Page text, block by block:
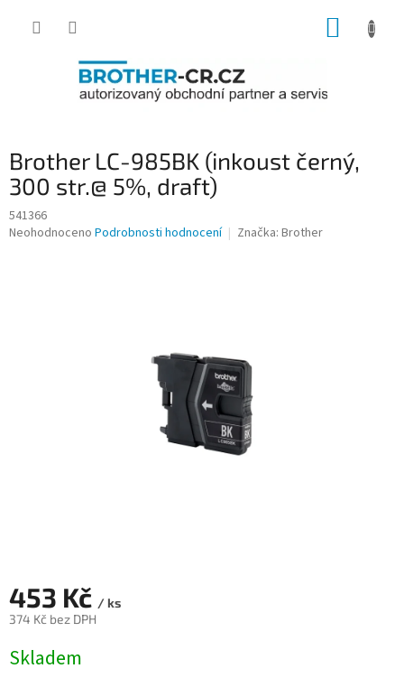
Brother LC-985BK (inkoust černý,
300 str.@ 5%, draft)
541366
Průměrné
Neohodnoceno Podrobnosti hodnocení Značka: Brother
453 Kč / ks
374 Kč bez DPH
cena:
Skladem